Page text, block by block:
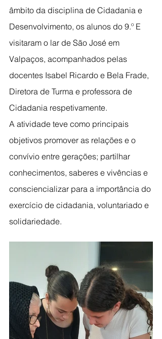
âmbito da disciplina de Cidadania e
Desenvolvimento, os alunos do 9.º E
visitaram o lar de São José em
Valpaços, acompanhados pelas
docentes Isabel Ricardo e Bela Frade,
Diretora de Turma e professora de
Cidadania respetivamente.
A atividade teve como principais
objetivos promover as relações e o
convívio entre gerações; partilhar
conhecimentos, saberes e vivências e
consciencializar para a importância do
exercício de cidadania, voluntariado e
solidariedade.